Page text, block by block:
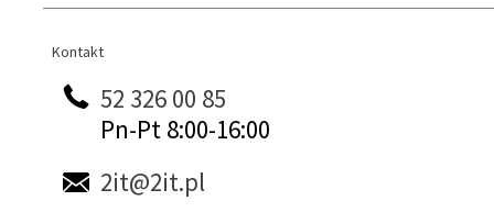
Kontakt
Kontakt
52 326 00 85
Pn-Pt 8:00-16:00
2it@2it.pl